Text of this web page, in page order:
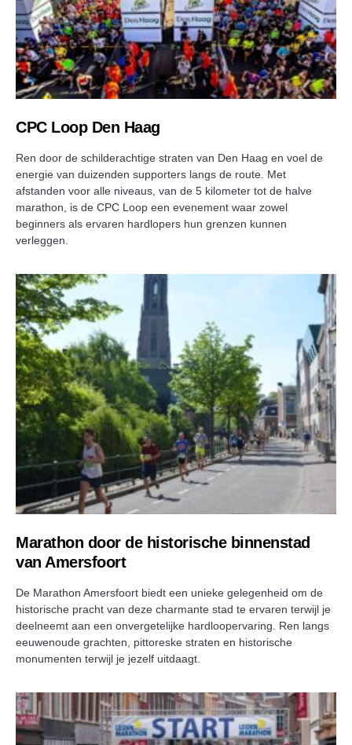
CPC Loop Den Haag
Ren door de schilderachtige straten van Den Haag en voel de
energie van duizenden supporters langs de route. Met
afstanden voor alle niveaus, van de 5 kilometer tot de halve
marathon, is de CPC Loop een evenement waar zowel
beginners als ervaren hardlopers hun grenzen kunnen
verleggen.
Marathon door de historische binnenstad
van Amersfoort
De Marathon Amersfoort biedt een unieke gelegenheid om de
historische pracht van deze charmante stad te ervaren terwijl je
deelneemt aan een onvergetelijke hardloopervaring. Ren langs
eeuwenoude grachten, pittoreske straten en historische
monumenten terwijl je jezelf uitdaagt.